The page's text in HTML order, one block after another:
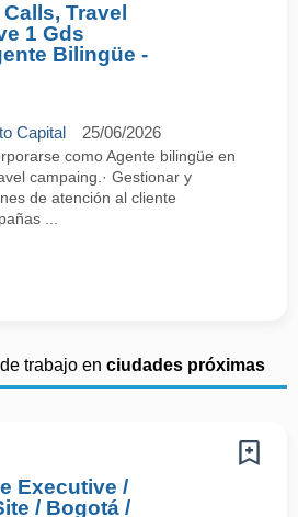
Travel
1 Gds
Bilingüe -
Capital 25/06/2026
como Agente bilingüe en
campaing.· Gestionar y
de atención al cliente
...
trabajo en ciudades próximas
Executive /
/ Bogotá /